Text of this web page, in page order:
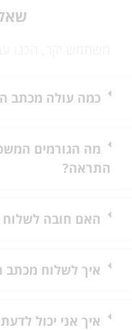
כמה עולה מכתב
מה הגורמים
התראה?
האם חובה
איך לשלוח
איך אני יכול